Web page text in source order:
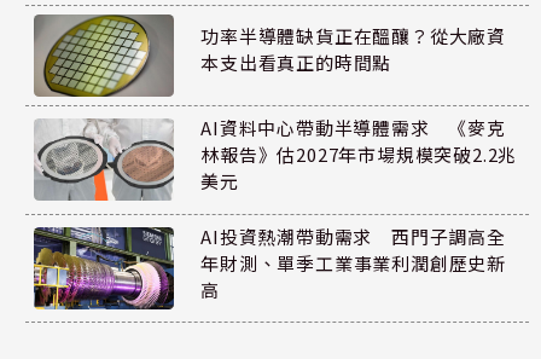
功率半導體缺貨正在醞釀？從大廠資
本支出看真正的時間點
AI資料中心帶動半導體需求 《麥克
林報告》估2027年市場規模突破2.2兆
美元
AI投資熱潮帶動需求 西門子調高全
年財測、單季工業事業利潤創歷史新
高